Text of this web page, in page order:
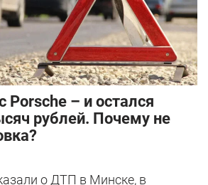
– и остался
рублей. Почему не
о ДТП в Минске, в